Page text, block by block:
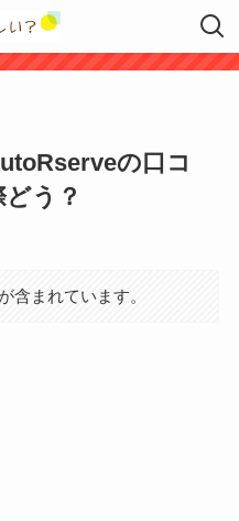
の口コ
う？
含まれています。